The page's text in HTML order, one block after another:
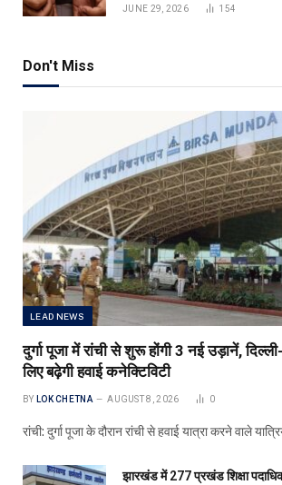
JUNE 29, 2026 154
Don't Miss
LEAD NEWS
दुर्गा पूजा में रांची से शुरू होंगी 3 नई उड़ानें,
लिए बढ़ेगी हवाई कनेक्टिविटी
BY LOK CHETNA AUGUST 8, 2026 0
रांची: दुर्गा पूजा के दौरान रांची से हवाई यात्रा करने वाले
झारखंड में 277 प्रखंड शिक्षा